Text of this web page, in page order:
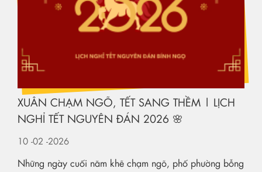
XUÂN CHẠM NGÕ, TẾT SANG THỀM | LỊCH
NGHỈ TẾT NGUYÊN ĐÁN 2026 🌸
10 -02 -2026
Những ngày cuối năm khẽ chạm ngõ, phố phường bỗng